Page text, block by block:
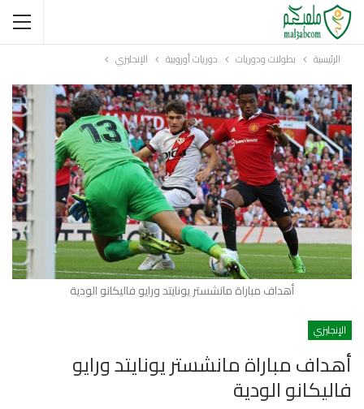
الرئيسية بطولات ودوريات دوريات أوروبية الإنجليزي
أهداف مباراة مانشستر يونايتد ورايو فاليكانو الودية
الإنجليزي
أهداف مباراة مانشستر يونايتد ورايو
فاليكانو الودية